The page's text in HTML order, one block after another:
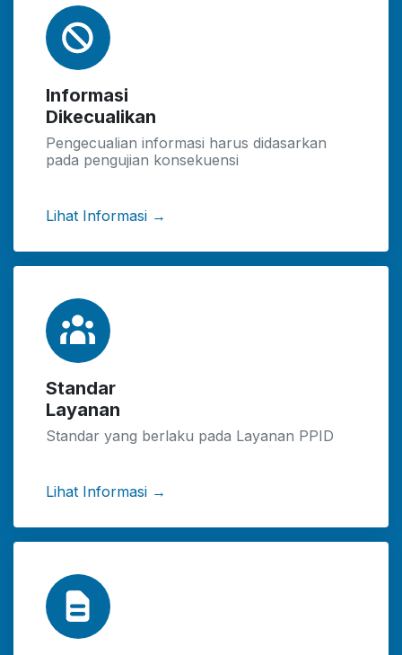
Informasi
Dikecualikan
Pengecualian informasi harus didasarkan
pada pengujian konsekuensi
Lihat Informasi →
Standar
Layanan
Standar yang berlaku pada Layanan PPID
Lihat Informasi →